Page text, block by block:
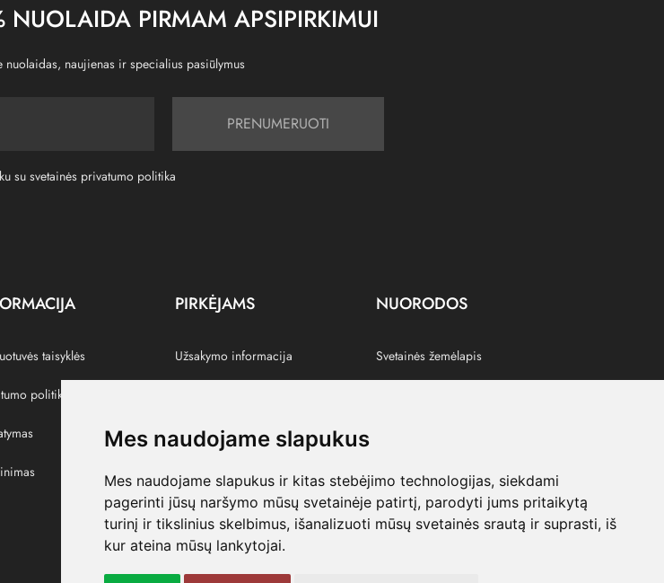
Mes naudojame slapukus
Mes naudojame slapukus ir kitas stebėjimo technologijas, siekdami
pagerinti jūsų naršymo mūsų svetainėje patirtį, parodyti jums pritaikytą
turinį ir tikslinius skelbimus, išanalizuoti mūsų svetainės srautą ir suprasti, iš
kur ateina mūsų lankytojai.
PIRMAM APSIPIRKIMUI
naujienas ir specialius pasiūlymus
PRENUMERUOTI
su svetainės privatumo politika
taisyklės
politika
PIRKĖJAMS
Užsakymo informacija
Paskyra
Pamėgtos prekės
NUORODOS
Svetainės žemėlapis